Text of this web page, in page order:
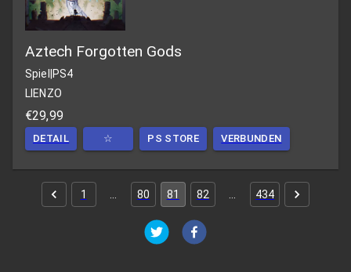
Aztech Forgotten Gods
Spiel
PS4
LIENZO
€29,99
DETAIL ☆ PS STORE VERBUNDEN
1 80 81 82 434